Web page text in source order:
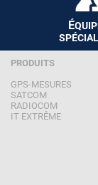
É
PRODUITS
GPS-MESURES
SATCOM
RADIOCOM
IT EXTRÊME